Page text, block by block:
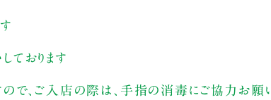
ております
で、ご入店の際は、手指の消毒にご協力お願